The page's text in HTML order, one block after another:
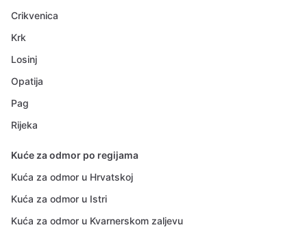
Crikvenica
Krk
Losinj
Opatija
Pag
Rijeka
Kuće za odmor po regijama
Kuća za odmor u Hrvatskoj
Kuća za odmor u Istri
Kuća za odmor u Kvarnerskom zaljevu